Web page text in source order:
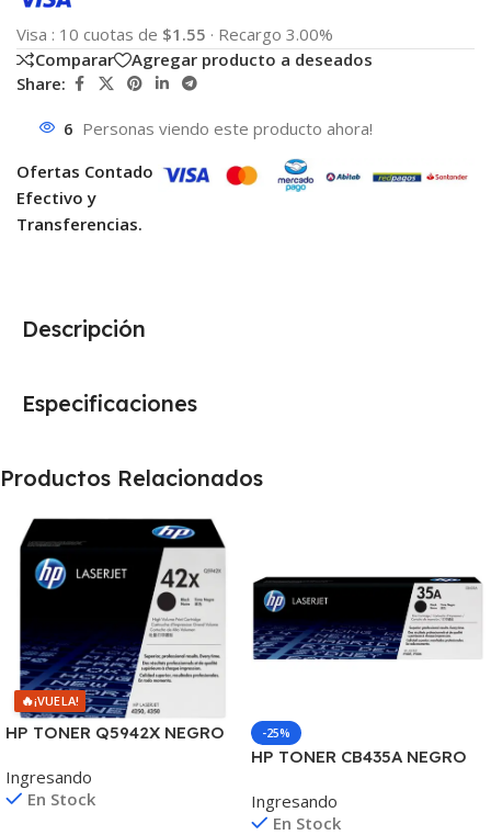
Visa : 10 cuotas de $1.55 · Recargo 3.00%
Comparar
Agregar producto a deseados
Share:
6 Personas viendo este producto ahora!
Ofertas Contado
Efectivo y
Transferencias.
Descripción
Especificaciones
Productos Relacionados
🔥¡VUELA!
HP TONER Q5942X NEGRO
COPIAS (D)
Ingresando
En Stock
-25%
HP TONER CB435A NEGRO
COPIAS
Ingresando
En Stock